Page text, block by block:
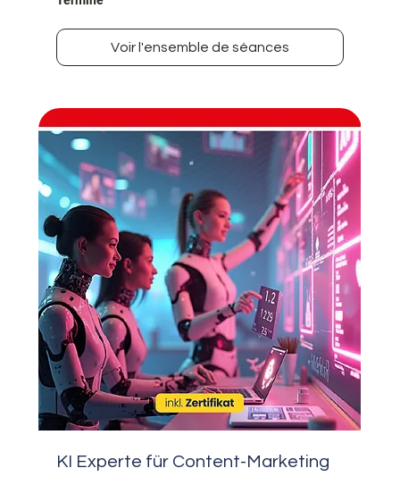
Voir l'ensemble de séances
KI Experte für Content-Marketing